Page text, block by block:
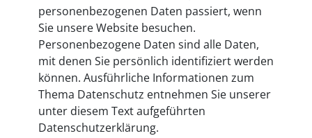
personenbezogenen Daten passiert, wenn
Sie unsere Website besuchen.
Personenbezogene Daten sind alle Daten,
mit denen Sie persönlich identifiziert werden
können. Ausführliche Informationen zum
Thema Datenschutz entnehmen Sie unserer
unter diesem Text aufgeführten
Datenschutzerklärung.